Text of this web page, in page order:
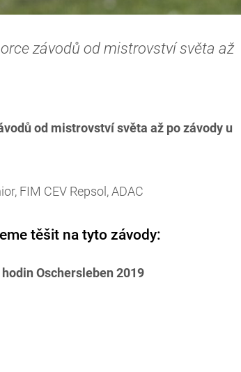
závodů od mistrovství světa až
od mistrovství světa až po závody u
FIM CEV Repsol, ADAC
těšit na tyto závody:
Oschersleben 2019